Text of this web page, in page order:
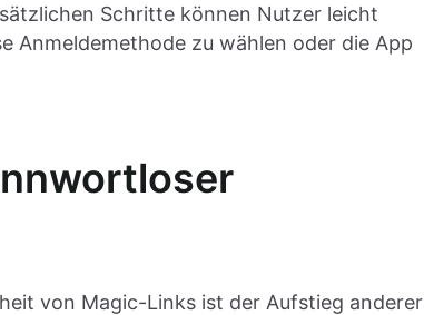
Schritte können Nutzer leicht
Anmeldemethode zu wählen oder die App
von Magic-Links ist der Aufstieg anderer